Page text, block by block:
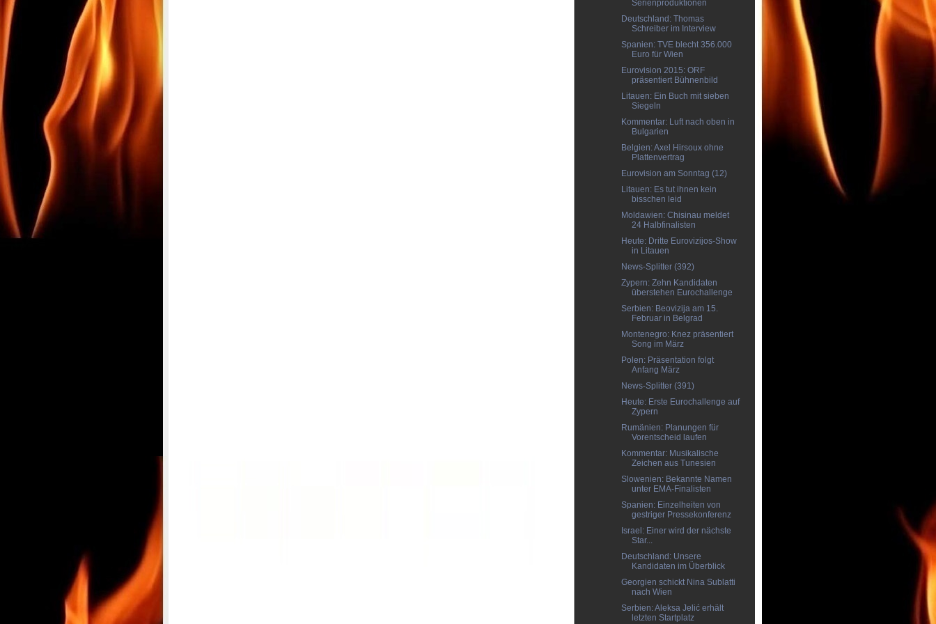
Serienproduktionen
Deutschland: Thomas
Schreiber im Interview
Spanien: TVE blecht 356.000
Euro für Wien
Eurovision 2015: ORF
präsentiert Bühnenbild
Litauen: Ein Buch mit sieben
Siegeln
Kommentar: Luft nach oben in
Bulgarien
Belgien: Axel Hirsoux ohne
Plattenvertrag
Eurovision am Sonntag (12)
Litauen: Es tut ihnen kein
bisschen leid
Moldawien: Chisinau meldet
24 Halbfinalisten
Heute: Dritte Eurovizijos-Show
in Litauen
News-Splitter (392)
Zypern: Zehn Kandidaten
überstehen Eurochallenge
Serbien: Beovizija am 15.
Februar in Belgrad
Montenegro: Knez präsentiert
Song im März
Polen: Präsentation folgt
Anfang März
News-Splitter (391)
Heute: Erste Eurochallenge auf
Zypern
Rumänien: Planungen für
Vorentscheid laufen
Kommentar: Musikalische
Zeichen aus Tunesien
Slowenien: Bekannte Namen
unter EMA-Finalisten
Spanien: Einzelheiten von
gestriger Pressekonferenz
Israel: Einer wird der nächste
Star...
Deutschland: Unsere
Kandidaten im Überblick
Georgien schickt Nina Sublatti
nach Wien
Serbien: Aleksa Jelić erhält
letzten Startplatz